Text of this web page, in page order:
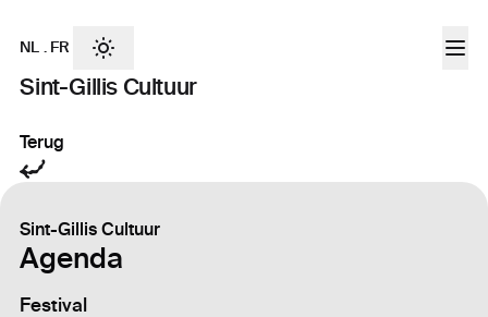
Sint-Gillis Cultuur
NL . FR
Terug
Sint-Gillis Cultuur
Agenda
Festival